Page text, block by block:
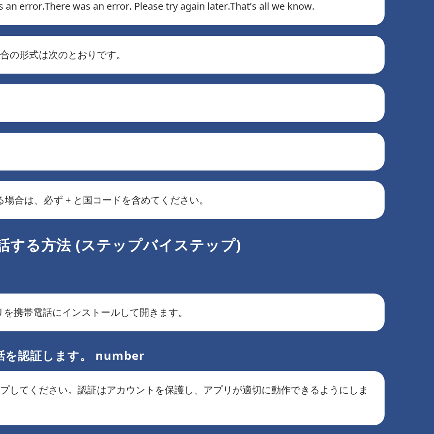
an error.There was an error. Please try again later.That’s all we know.
の形式は次のとおりです。
合は、必ず + と国コードを含めてください。
する方法 (ステップバイステップ)
携帯電話にインストールして開きます。
を認証します。 number
してください。認証はアカウントを保護し、アプリが適切に動作できるようにしま